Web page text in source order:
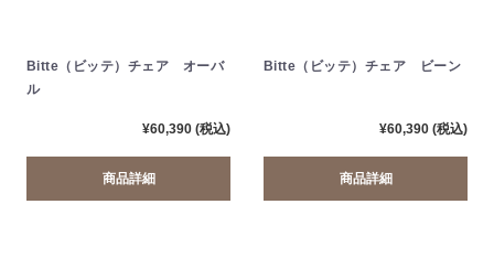
Bitte（ビッテ）チェア オーバ
ル
¥60,390 (税込)
商品詳細
Bitte（ビッテ）チェア ビーン
¥60,390 (税込)
商品詳細